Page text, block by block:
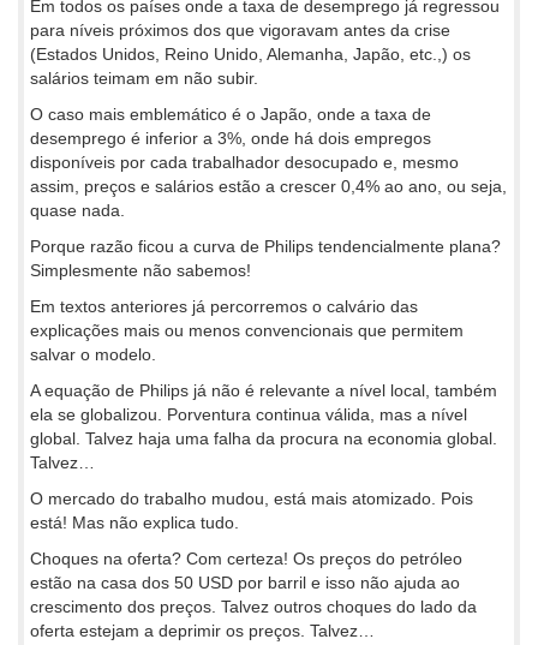
Em todos os países onde a taxa de desemprego já regressou
para níveis próximos dos que vigoravam antes da crise
(Estados Unidos, Reino Unido, Alemanha, Japão, etc.,) os
salários teimam em não subir.
O caso mais emblemático é o Japão, onde a taxa de
desemprego é inferior a 3%, onde há dois empregos
disponíveis por cada trabalhador desocupado e, mesmo
assim, preços e salários estão a crescer 0,4% ao ano, ou seja,
quase nada.
Porque razão ficou a curva de Philips tendencialmente plana?
Simplesmente não sabemos!
Em textos anteriores já percorremos o calvário das
explicações mais ou menos convencionais que permitem
salvar o modelo.
A equação de Philips já não é relevante a nível local, também
ela se globalizou. Porventura continua válida, mas a nível
global. Talvez haja uma falha da procura na economia global.
Talvez…
O mercado do trabalho mudou, está mais atomizado. Pois
está! Mas não explica tudo.
Choques na oferta? Com certeza! Os preços do petróleo
estão na casa dos 50 USD por barril e isso não ajuda ao
crescimento dos preços. Talvez outros choques do lado da
oferta estejam a deprimir os preços. Talvez…